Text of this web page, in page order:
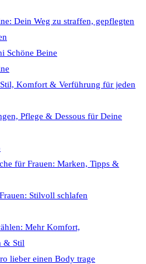
Dein Weg zu straffen, gepflegten
Schöne Beine
Stil, Komfort & Verführung für jeden
Pflege & Dessous für Deine
für Frauen: Marken, Tipps &
Stilvoll schlafen
Mehr Komfort,
& Stil
lieber einen Body trage